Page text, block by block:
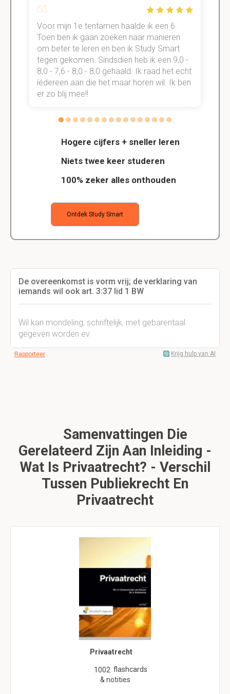
Hogere cijfers + sneller leren
Niets twee keer studeren
100% zeker alles onthouden
Ontdek Study Smart
Voor mijn 1e tentamen haalde ik een 6.
Toen ben ik gaan zoeken naar manieren
om beter te leren en ben ik Study Smart
tegen gekomen. Sindsdien heb ik een 9,0 -
8,0 - 7,6 - 8,0 - 8,0 gehaald. Ik raad het echt
íédereen aan die het maar horen wil. Ik ben
er zo blij mee!!
De overeenkomst is vorm vrij; de verklaring van
iemands wil ook art. 3:37 lid 1 BW
Wil kan mondeling, schriftelijk, met gebarentaal
gegeven worden ev
Rapporteer Krijg hulp van AI
Samenvattingen Die
Gerelateerd Zijn Aan Inleiding -
Wat Is Privaatrecht? - Verschil
Tussen Publiekrecht En
Privaatrecht
Privaatrecht
1002 flashcards
& notities